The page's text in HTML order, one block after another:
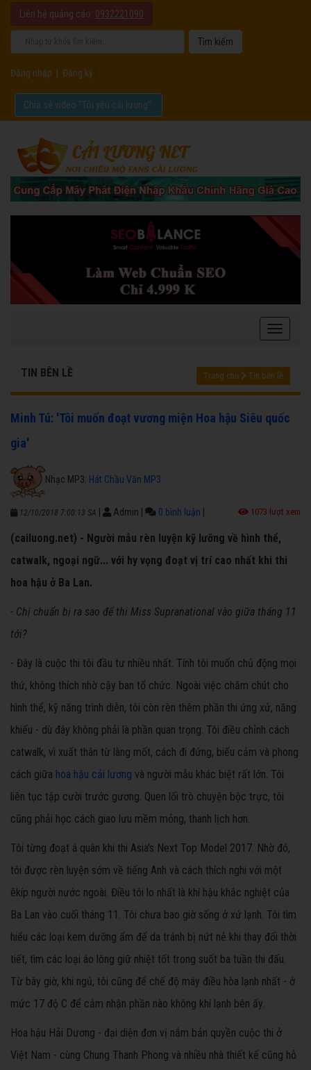
Liên hệ quảng cáo: 0932221090
Đăng nhập Đăng ký
Chia sẻ video "Tôi yêu cải lương".
TIN BÊN LỀ Trang chủ Tin bên lề
Minh Tú: 'Tôi muốn đoạt vương miện Hoa hậu Siêu quốc
gia'
Nhạc MP3: Hát Chầu Văn MP3
12/10/2018 7:00:13 SA Admin 0 bình luận 1073 lượt xem
(cailuong.net) - Người mẫu rèn luyện kỹ lưỡng về hình thể,
catwalk, ngoại ngữ... với hy vọng đoạt vị trí cao nhất khi thi
hoa hậu ở Ba Lan.
- Chị chuẩn bị ra sao để thi Miss Supranational vào giữa tháng 11
tới?
- Đây là cuộc thi tôi đầu tư nhiều nhất. Tính tôi muốn chủ động mọi
thứ, không thích nhờ cậy ban tổ chức. Ngoài việc chăm chút cho
hình thể, kỹ năng trình diễn, tôi còn rèn thêm phần thi ứng xử, năng
khiếu - dù đây không phải là phần quan trọng. Tôi điều chỉnh cách
catwalk, vì xuất thân từ làng mốt, cách đi đứng, biểu cảm và phong
cách giữa hoa hậu cải lương và người mẫu khác biệt rất lớn. Tôi
liên tục tập cười trước gương. Quen lối trò chuyện bộc trực, tôi
cũng phải học cách giao lưu mềm mỏng, thanh lịch hơn.
Tôi từng đoạt á quân khi thi Asia's Next Top Model 2017. Nhờ đó,
tôi được rèn luyện sớm về tiếng Anh và cách thích nghi với một
êkíp người nước ngoài. Điều tôi lo nhất là khí hậu khắc nghiệt của
Ba Lan vào cuối tháng 11. Tôi chưa bao giờ sống ở xứ lạnh. Tôi tìm
hiểu các loại kem dưỡng ẩm để da tránh bị nứt nẻ khi thay đổi thời
tiết, tìm các loại áo lông giữ nhiệt tốt trong suốt ba tuần thi đấu.
Từ bây giờ, khi ngủ, tôi cũng để chế độ máy điều hòa lạnh nhất - ở
mức 17 độ C để cảm nhận phần nào không khí lạnh bên ấy.
Hoa hậu Hải Dương - đại diện đơn vị nắm bản quyền cuộc thi ở
Việt Nam - cùng Chung Thanh Phong và nhiều nhà thiết kế cũng hỗ